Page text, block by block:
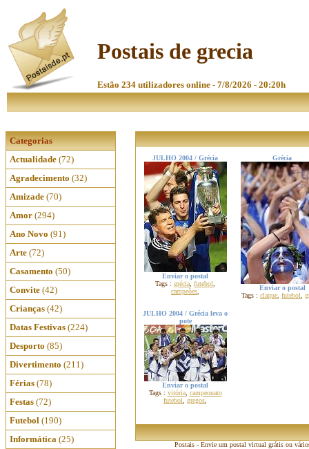
Postais de grecia
Estão 234 utilizadores online - 7/8/2026 - 20:20h
Categorias
Actualidade (72)
Agradecimento (32)
Amizade (70)
Amor (294)
Ano Novo (91)
Arte (72)
Casamento (50)
Convite (42)
Crianças (42)
Datas Festivas (224)
Desporto (85)
Divertimento (211)
Férias (78)
Festas (72)
Futebol (190)
Informática (25)
JULHO 2004 / Grécia
Enviar o postal
Tags : grécia futebol
campeões
Grécia
Enviar o postal
Tags : claque futebol
JULHO 2004 / Grécia leva o
pote
Enviar o postal
Tags : vitória, campeonato
futebol
gregos
Postais - Envie um postal virtual grátis ou